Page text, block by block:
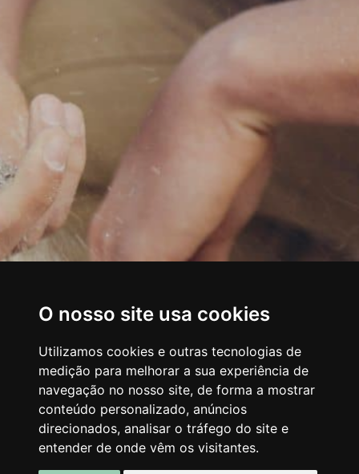
O nosso site usa cookies
Utilizamos cookies e outras tecnologias de
medição para melhorar a sua experiência de
navegação no nosso site, de forma a mostrar
conteúdo personalizado, anúncios
direcionados, analisar o tráfego do site e
entender de onde vêm os visitantes.